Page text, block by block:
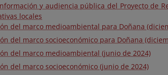
y audiencia pública del Proyecto de
locales
del marco medioambiental para Doñana
del marco socioeconómico para Doñana
del marco medioambiental (junio de 2024)
del marco socioeconómico (junio de 2024)